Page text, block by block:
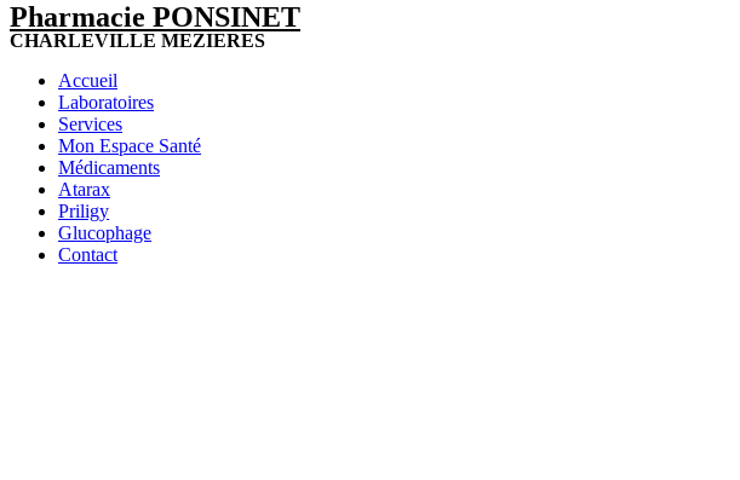
Pharmacie PONSINET
CHARLEVILLE MEZIERES
Accueil
Laboratoires
Services
Mon Espace Santé
Médicaments
Atarax
Priligy
Glucophage
Contact